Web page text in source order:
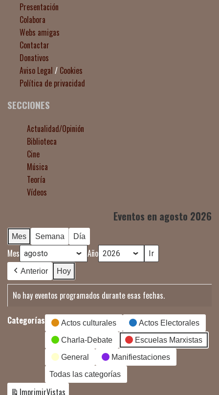
Presentación
Colabora
Webs amigas
Contactar
Donativos
Aviso Legal / Cookies
Política de privacidad
SECCIONES
Actualidad/Opinión
Biblioteca
Cine
Música
Teoría
Vídeos
Eventos en agosto 2026
Mes Semana Día
Mes Año
Anterior Hoy
No hay eventos programados durante esas fechas.
Categorías Actos culturales Actos Electorales
Charla-Debate Escuelas Marxistas
General Manifiestaciones
Todas las categorías
ImprimirVistas